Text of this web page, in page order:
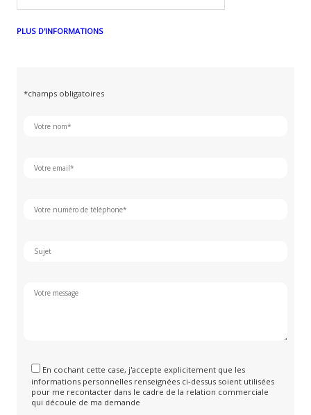
PLUS D'INFORMATIONS
*champs obligatoires
En cochant cette case, j'accepte explicitement que les
informations personnelles renseignées ci-dessus soient utilisées
pour me recontacter dans le cadre de la relation commerciale
qui découle de ma demande